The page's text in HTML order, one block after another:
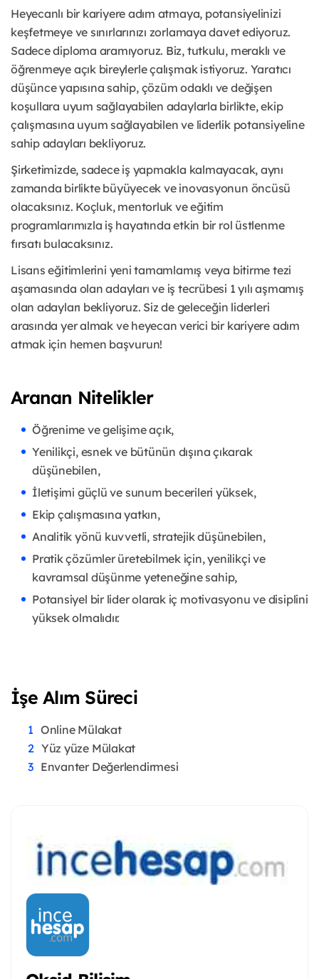
Heyecanlı bir kariyere adım atmaya, potansiyelinizi
keşfetmeye ve sınırlarınızı zorlamaya davet ediyoruz.
Sadece diploma aramıyoruz. Biz, tutkulu, meraklı ve
öğrenmeye açık bireylerle çalışmak istiyoruz. Yaratıcı
düşünce yapısına sahip, çözüm odaklı ve değişen
koşullara uyum sağlayabilen adaylarla birlikte, ekip
çalışmasına uyum sağlayabilen ve liderlik potansiyeline
sahip adayları bekliyoruz.
Şirketimizde, sadece iş yapmakla kalmayacak, aynı
zamanda birlikte büyüyecek ve inovasyonun öncüsü
olacaksınız. Koçluk, mentorluk ve eğitim
programlarımızla iş hayatında etkin bir rol üstlenme
fırsatı bulacaksınız.
Lisans eğitimlerini yeni tamamlamış veya bitirme tezi
aşamasında olan adayları ve iş tecrübesi 1 yılı aşmamış
olan adayları bekliyoruz. Siz de geleceğin liderleri
arasında yer almak ve heyecan verici bir kariyere adım
atmak için hemen başvurun!
Aranan Nitelikler
Öğrenime ve gelişime açık,
Yenilikçi, esnek ve bütünün dışına çıkarak
düşünebilen,
İletişimi güçlü ve sunum becerileri yüksek,
Ekip çalışmasına yatkın,
Analitik yönü kuvvetli, stratejik düşünebilen,
Pratik çözümler üretebilmek için, yenilikçi ve
kavramsal düşünme yeteneğine sahip,
Potansiyel bir lider olarak iç motivasyonu ve disiplini
yüksek olmalıdır.
İşe Alım Süreci
Online Mülakat
Yüz yüze Mülakat
Envanter Değerlendirmesi